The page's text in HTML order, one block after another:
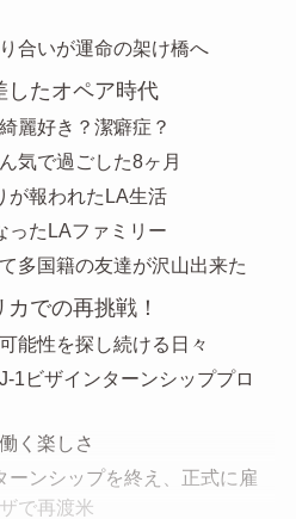
合いが運命の架け橋へ
したオペア時代
麗好き？潔癖症？
気で過ごした8ヶ月
が報われたLA生活
ったLAファミリー
多国籍の友達が沢山出来た
での再挑戦！
能性を探し続ける日々
1ビザインターンシッププロ
く楽しさ
ーンシップを終え、正式に雇
で再渡米